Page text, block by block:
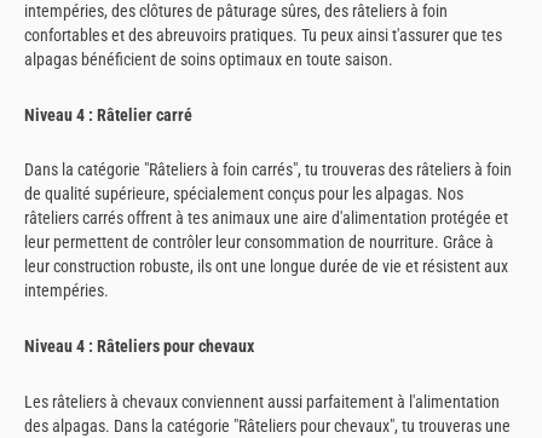
intempéries, des clôtures de pâturage sûres, des râteliers à foin
confortables et des abreuvoirs pratiques. Tu peux ainsi t'assurer que tes
alpagas bénéficient de soins optimaux en toute saison.
Niveau 4 : Râtelier carré
Dans la catégorie "Râteliers à foin carrés", tu trouveras des râteliers à foin
de qualité supérieure, spécialement conçus pour les alpagas. Nos
râteliers carrés offrent à tes animaux une aire d'alimentation protégée et
leur permettent de contrôler leur consommation de nourriture. Grâce à
leur construction robuste, ils ont une longue durée de vie et résistent aux
intempéries.
Niveau 4 : Râteliers pour chevaux
Les râteliers à chevaux conviennent aussi parfaitement à l'alimentation
des alpagas. Dans la catégorie "Râteliers pour chevaux", tu trouveras une